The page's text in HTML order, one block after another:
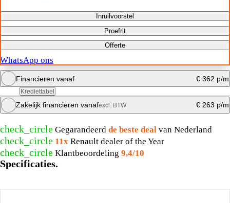
Inruilvoorstel
Proefrit
Offerte
WhatsApp ons
Financieren vanaf € 362 p/m
Krediettabel
Maandbedrag berekenen
Zakelijk financieren vanafexcl. BTW € 263 p/m
Maandbedrag berekenen
check_circle Gegarandeerd de beste deal van Nederland
check_circle 11x Renault dealer of the Year
check_circle Klantbeoordeling 9,4/10
Specificaties.